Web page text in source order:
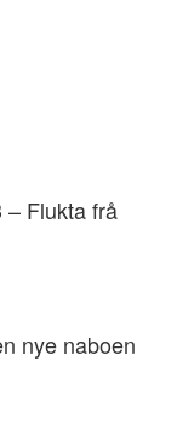
– Flukta frå
nye naboen